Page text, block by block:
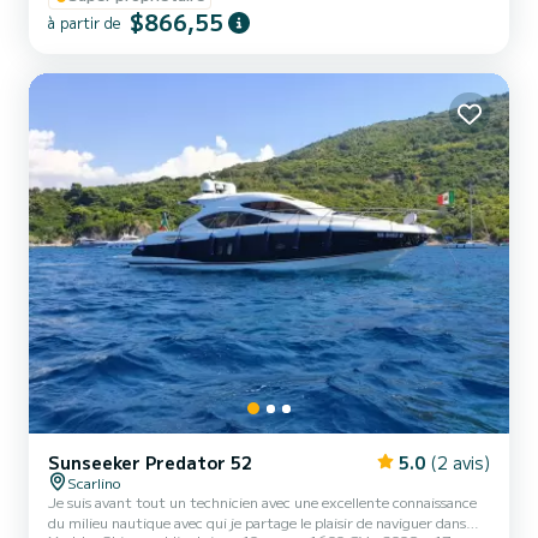
auvent extensible pour toujours avoir de l'ombre. Au besoin, le
canapé se transforme en un confortable bain de soleil pour 4
à partir de $866,55
Sunseeker Predator 52 5.0 (2 avis)
Scarlino
Je suis avant tout un technicien avec une excellente connaissance
du milieu nautique avec qui je partage le plaisir de naviguer dans